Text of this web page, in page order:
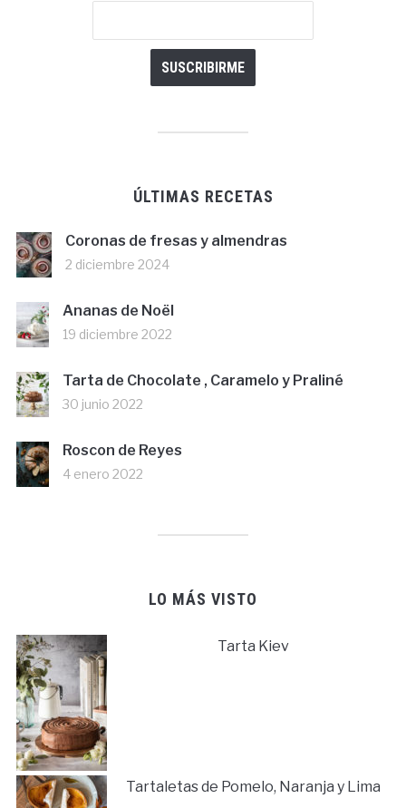
ÚLTIMAS RECETAS
Coronas de fresas y almendras
2 diciembre 2024
Ananas de Noël
19 diciembre 2022
Tarta de Chocolate , Caramelo y Praliné
30 junio 2022
Roscon de Reyes
4 enero 2022
LO MÁS VISTO
Tarta Kiev
Tartaletas de Pomelo, Naranja y Lima